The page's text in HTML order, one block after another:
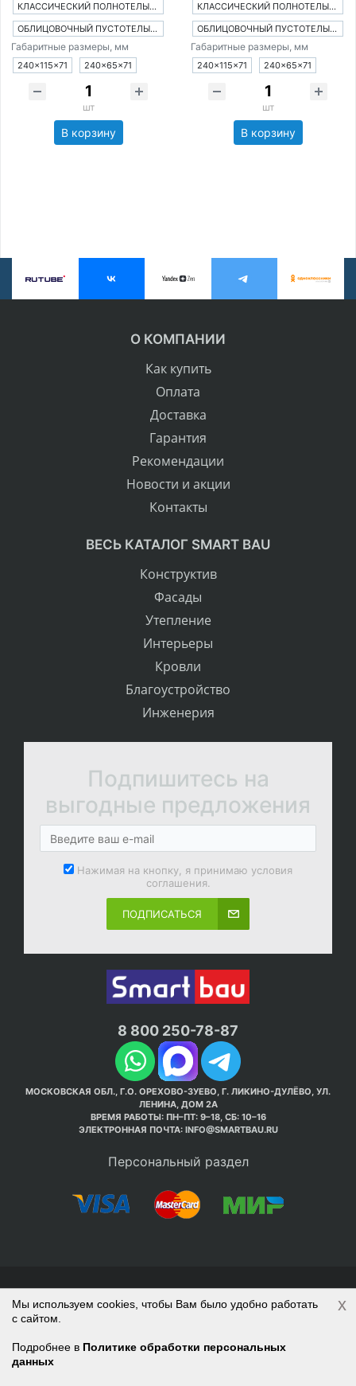
КЛАССИЧЕСКИЙ ПОЛНОТЕЛЫЙ КИРПИЧ
ОБЛИЦОВОЧНЫЙ ПУСТОТЕЛЫЙ КИРПИЧ
Габаритные размеры, мм
240×115×71 240×65×71
шт
В корзину
КЛАССИЧЕСКИЙ ПОЛНОТЕЛЫЙ КИРПИЧ
ОБЛИЦОВОЧНЫЙ ПУСТОТЕЛЫЙ КИРПИЧ
Габаритные размеры, мм
240×115×71 240×65×71
шт
В корзину
О КОМПАНИИ
Как купить
Оплата
Доставка
Гарантия
Рекомендации
Новости и акции
Контакты
ВЕСЬ КАТАЛОГ SMART BAU
Конструктив
Фасады
Утепление
Интерьеры
Кровли
Благоустройство
Инженерия
Подпишитесь на
выгодные предложения
Нажимая на кнопку, я принимаю условия
соглашения.
ПОДПИСАТЬСЯ
8 800 250-78-87
МОСКОВСКАЯ ОБЛ., Г.О. ОРЕХОВО-ЗУЕВО, Г. ЛИКИНО-ДУЛЁВО, УЛ.
ЛЕНИНА, ДОМ 2А
ВРЕМЯ РАБОТЫ: ПН–ПТ: 9–18, СБ: 10–16
ЭЛЕКТРОННАЯ ПОЧТА: INFO@SMARTBAU.RU
Персональный раздел
© Интернет-магазин Smart Bau ’2003-2026. Стройте
правильно с 1-го раза.
Политика обработки персональных данных
Наверх
Войти
Регистрация
Корзина
Мы используем cookies, чтобы Вам было удобно работать
с сайтом.
Подробнее в Политике обработки персональных
данных
x